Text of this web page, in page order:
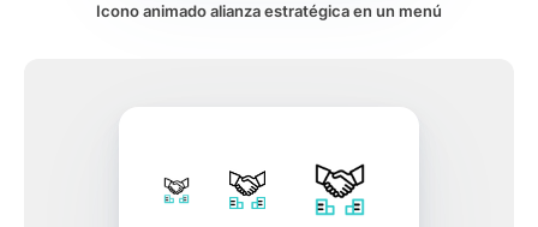
Icono animado alianza estratégica en un menú